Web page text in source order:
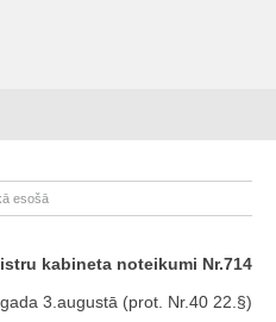
esošā
kabineta noteikumi Nr.714
3.augustā (prot. Nr.40 22.§)